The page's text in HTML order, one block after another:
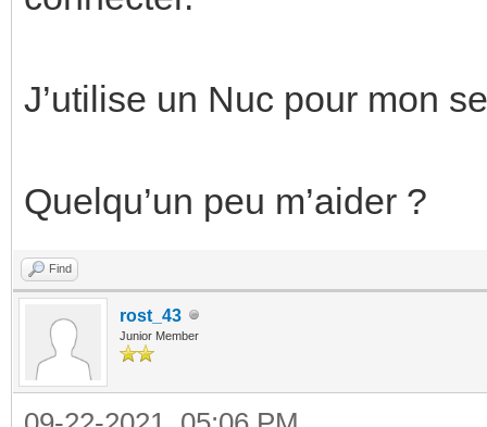
J’utilise un Nuc pour mon
Quelqu’un peu m’aider ?
Find
rost_43
Junior Member